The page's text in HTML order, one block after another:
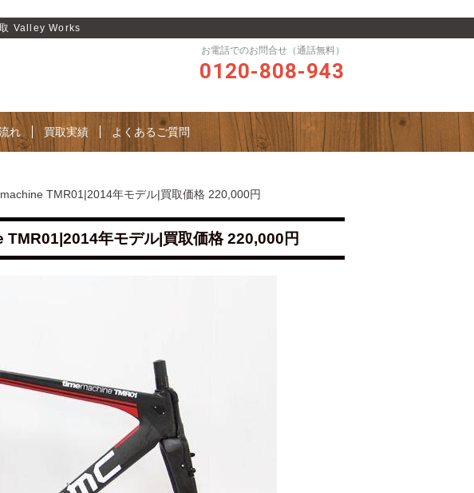
Valley Works
お電話でのお問合せ（通話無料）
0120-808-943
れ 買取実績 よくあるご質問
TMR01|2014年モデル|買取価格 220,000円
年モデル|買取価格 220,000円